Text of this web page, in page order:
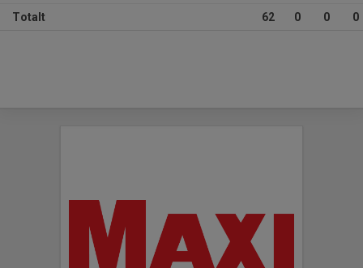
Totalt 62 0 0 0